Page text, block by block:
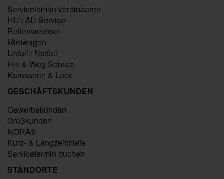
Servicetermin vereinbaren
HU / AU Service
Reifenwechsel
Mietwagen
Unfall / Notfall
Hin & Weg Service
Karosserie & Lack
GESCHÄFTSKUNDEN
Gewerbekunden
Großkunden
NORA®
Kurz- & Langzeitmiete
Servicetermin buchen
STANDORTE